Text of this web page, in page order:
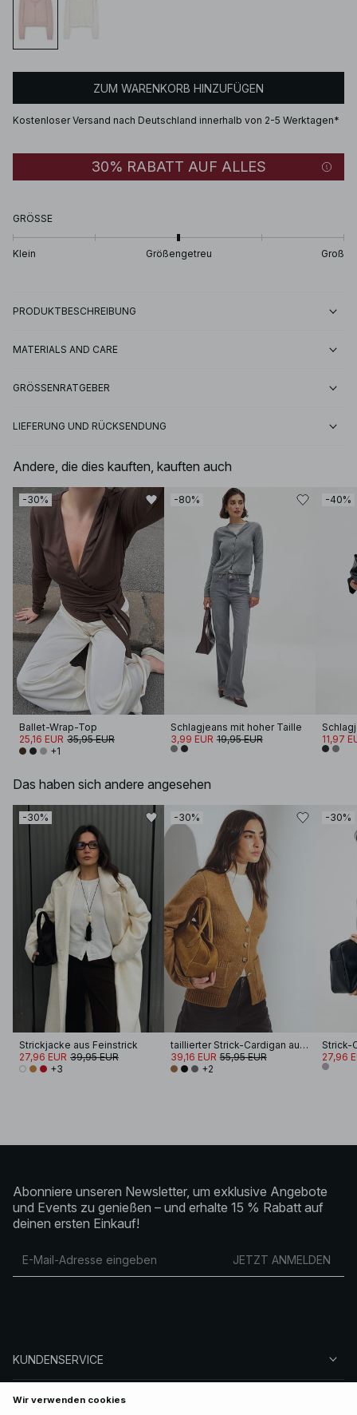
ZUM WARENKORB HINZUFÜGEN
Kostenloser Versand nach Deutschland innerhalb von 2-5 Werktagen*
30% RABATT AUF ALLES
GRÖSSE
Klein Größengetreu Groß
PRODUKTBESCHREIBUNG
MATERIALS AND CARE
GRÖSSENRATGEBER
LIEFERUNG UND RÜCKSENDUNG
Andere, die dies kauften, kauften auch
-30%
Ballet-Wrap-Top
25,16 EUR 35,95 EUR
+1
-80%
Schlagjeans mit hoher Taille
3,99 EUR 19,95 EUR
-40%
11,97
Das haben sich andere angesehen
-30%
Strickjacke aus Feinstrick
27,96 EUR 39,95 EUR
+3
-30%
taillierter Strick-Cardigan aus Wollmischung
39,16 EUR 55,95 EUR
+2
-30%
27,96
Abonniere unseren Newsletter, um exklusive Angebote
und Events zu genießen – und erhalte 15 % Rabatt auf
deinen ersten Einkauf!
JETZT ANMELDEN
KUNDENSERVICE
ÜBER NA-KD